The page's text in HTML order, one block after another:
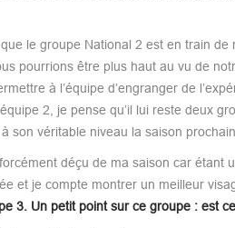
le groupe National 2 est en train
pourrions être plus haut au vu de
à l’équipe d’engranger de
2, je pense qu’il lui reste deux
son véritable niveau la saison
déçu de ma saison car étant
et je compte montrer un meilleur
3. Un petit point sur ce groupe : est